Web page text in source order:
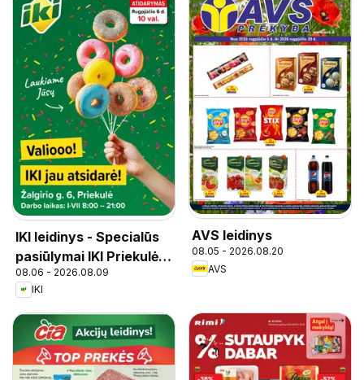
IKI leidinys - Specialūs
pasiūlymai IKI Priekulė
parduotuvės klientams
08.06 - 2026.08.09
IKI
AVS leidinys
08.05 - 2026.08.20
AVS